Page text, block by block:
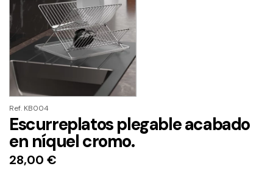
Ref. KB004
Escurreplatos plegable acabado
en níquel cromo.
28,00 €